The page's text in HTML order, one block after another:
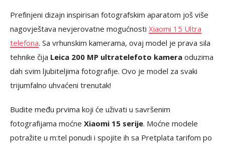
Prefinjeni dizajn inspirisan fotografskim aparatom još više
nagovještava nevjerovatne mogućnosti Xiaomi 15 Ultra
telefona. Sa vrhunskim kamerama, ovaj model je prava sila
tehnike čija Leica 200 MP ultratelefoto kamera oduzima
dah svim ljubiteljima fotografije. Ovo je model za svaki
trijumfalno uhvaćeni trenutak!
Budite među prvima koji će uživati u savršenim
fotografijama moćne Xiaomi 15 serije. Moćne modele
potražite u m:tel ponudi i spojite ih sa Pretplata tarifom po